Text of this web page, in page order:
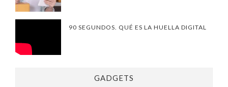
90 SEGUNDOS. QUÉ ES LA HUELLA DIGITAL
GADGETS